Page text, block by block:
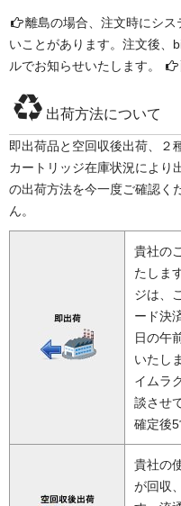
離島の場合、注文時にシ
いことがあります。注文後、
ルでお知らせいたします。
出荷方法について
即出荷品と空回収後出荷、２
カートリッジ在庫状況により
の出荷方法を今一度ご確認く
ん。
貴社の
たしま
ジは、
ード決
日の午
いたし
イムラ
談させ
確定後5
貴社の
が回収